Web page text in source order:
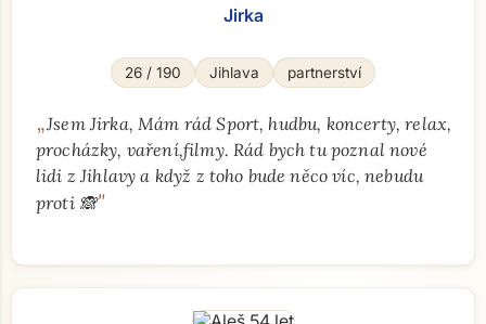
Jirka
26 / 190 Jihlava partnerství
„Jsem Jirka, Mám rád Sport, hudbu, koncerty, relax,
procházky, vaření,filmy. Rád bych tu poznal nové
lidi z Jihlavy a když z toho bude něco víc, nebudu
proti 🙈"